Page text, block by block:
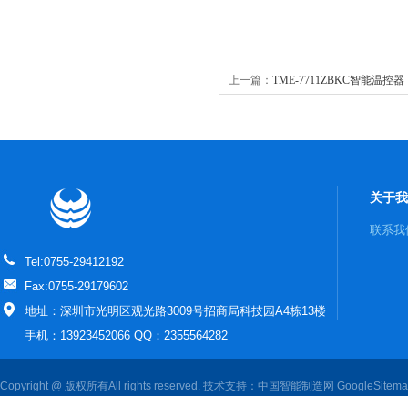
上一篇： TME-7711ZBKC智能温控器
Tel:0755-29412192
Fax:0755-29179602
地址：深圳市光明区观光路3009号招商局科技园A4栋13楼
手机：13923452066 QQ：2355564282
关于
联系我
Copyright @ 版权所有All rights reserved. 技术支持： 中国智能制造网